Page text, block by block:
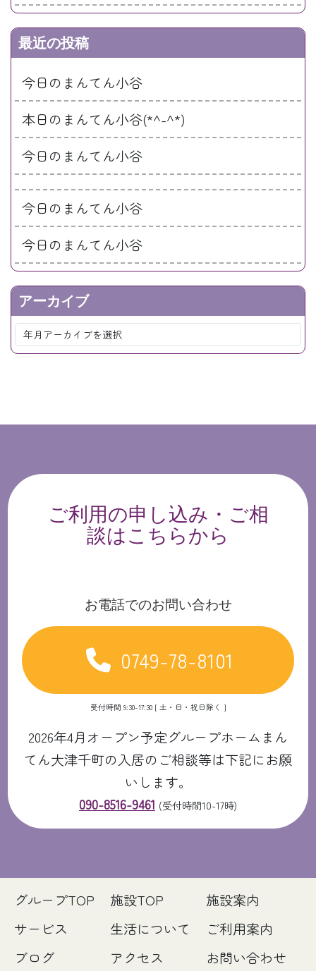
最近の投稿
今日のまんてん小谷
本日のまんてん小谷(*^-^*)
今日のまんてん小谷
今日のまんてん小谷
今日のまんてん小谷
アーカイブ
ご利用の申し込み・ご相
談はこちらから
お電話でのお問い合わせ
0749-78-8101
受付時間 9:30-17:30 [ 土・日・祝日除く ]
2026年4月オープン予定グループホームまん
てん大津千町の入居のご相談等は下記にお願
いします。
090-8516-9461 (受付時間10-17時)
グループTOP 施設TOP
施設案内
サービス
生活について
ご利用案内
ブログ
アクセス お問い合わせ